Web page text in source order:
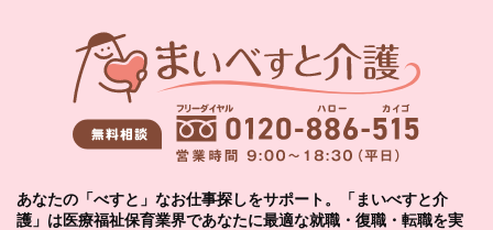
あなたの「べすと」なお仕事探しをサポート。「まいべすと介
護」は医療福祉保育業界であなたに最適な就職・復職・転職を実